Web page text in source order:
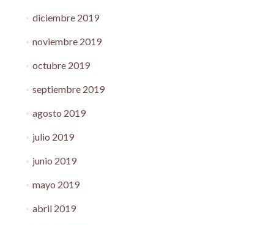
diciembre 2019
noviembre 2019
octubre 2019
septiembre 2019
agosto 2019
julio 2019
junio 2019
mayo 2019
abril 2019